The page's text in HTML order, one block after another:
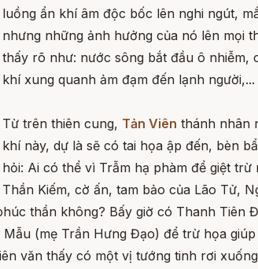
luồng ẩn khí âm độc bốc lên nghi ngút,
nhưng những ảnh hưởng của nó lên mọi
thấy rõ như: nước sông bắt đầu ô nhiễm,
khí xung quanh ảm đạm đến lạnh người,...
Từ trên thiên cung, Tản Viên thánh nhân
khí này, dự là sẽ có tai họa ập đến, bèn
hỏi: Ai có thể vì Trẫm hạ phàm để giệt
Thần Kiếm, cờ ấn, tam bảo của Lão Tử,
thần không? Bấy giờ có Thanh Tiên
(mẹ Trần Hưng Đạo) để trừ họa
văn thấy có một vị tướng tinh rơi